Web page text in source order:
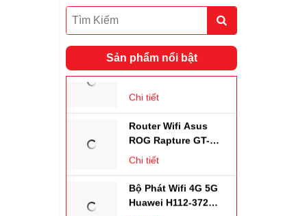
Sản phẩm nổi bật
Anten Omni 13dBi 2
SMA-Ntype
AC53
Chi tiết
Router Wifi Asus
AX11000 Wifi 6
Chi tiết
Bộ Phát Wifi 4G 5G
,tốc Độ 2.33Gbps,
Hỗ Trợ 64 Kết Nối
Chi tiết